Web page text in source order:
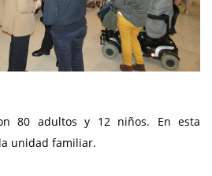
80 adultos y 12 niños. En esta
unidad familiar.